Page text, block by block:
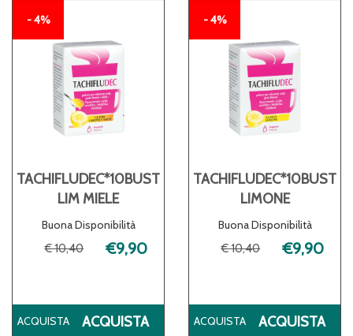
TACHIFLUDEC*10BUST
LIM MIELE
Buona Disponibilità
4%
€ 10,40 €9,90
ACQUISTA
ACQUISTA TACHIFLUDEC*10BUST
TACHIFLUDEC*10BUST
LIMONE
Buona Disponibilità
4%
€ 10,40 €9,90
ACQUISTA